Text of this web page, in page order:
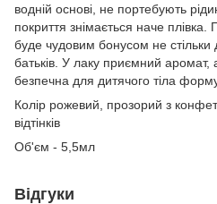
водній основі, не портебують
покриття знімається наче
буде чудовим бонусом не стільки
батьків. У лаку приємний
безпечна для дитячого тіла
Колір рожевий, прозорий з
відтінків
Об'єм - 5,5мл
Відгуки